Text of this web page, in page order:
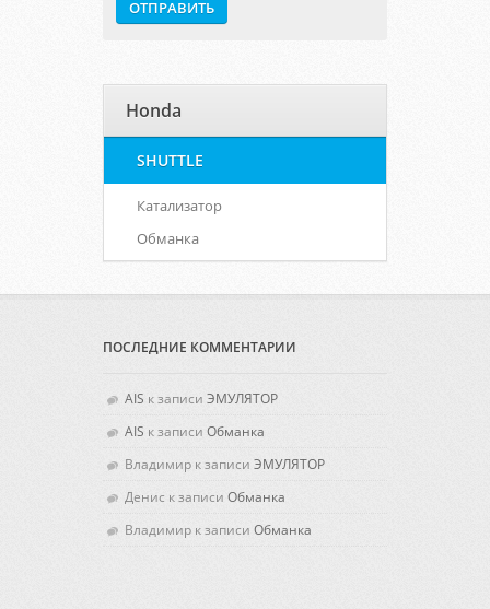
Honda
SHUTTLE
Катализатор
Обманка
ПОСЛЕДНИЕ КОММЕНТАРИИ
AIS к записи ЭМУЛЯТОР
AIS к записи Обманка
Владимир к записи ЭМУЛЯТОР
Денис к записи Обманка
Владимир к записи Обманка